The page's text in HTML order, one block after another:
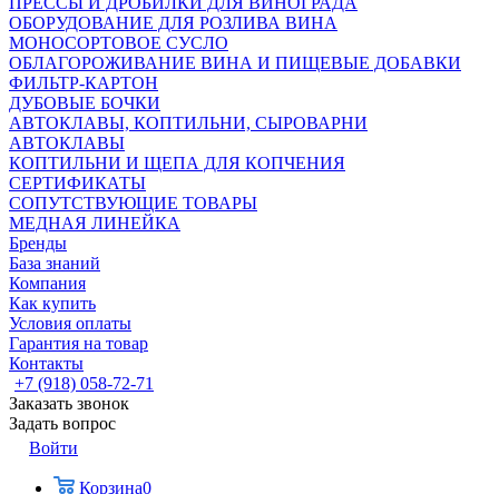
ОБОРУДОВАНИЕ ДЛЯ РОЗЛИВА ВИНА
МОНОСОРТОВОЕ СУСЛО
ОБЛАГОРОЖИВАНИЕ ВИНА И ПИЩЕВЫЕ ДОБАВКИ
ФИЛЬТР-КАРТОН
ДУБОВЫЕ БОЧКИ
АВТОКЛАВЫ, КОПТИЛЬНИ, СЫРОВАРНИ
АВТОКЛАВЫ
КОПТИЛЬНИ И ЩЕПА ДЛЯ КОПЧЕНИЯ
СЕРТИФИКАТЫ
СОПУТСТВУЮЩИЕ ТОВАРЫ
МЕДНАЯ ЛИНЕЙКА
Бренды
База знаний
Компания
Как купить
Условия оплаты
Гарантия на товар
Контакты
+7 (918) 058-72-71
Заказать звонок
Задать вопрос
Войти
Корзина0